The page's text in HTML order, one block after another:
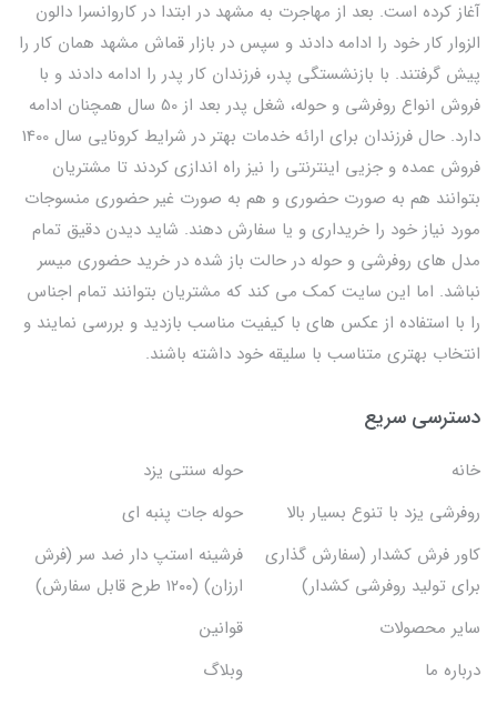
آغاز کرده است. بعد از مهاجرت به مشهد در ابتدا در کاروانسرا دالون
الزوار کار خود را ادامه دادند و سپس در بازار قماش مشهد همان کار را
پیش گرفتند. با بازنشستگی پدر، فرزندان کار پدر را ادامه دادند و با
فروش انواع روفرشی و حوله، شغل پدر بعد از 50 سال همچنان ادامه
دارد. حال فرزندان برای ارائه خدمات بهتر در شرایط کرونایی سال 1400
فروش عمده و جزیی اینترنتی را نیز راه اندازی کردند تا مشتریان
بتوانند هم به صورت حضوری و هم به صورت غیر حضوری منسوجات
مورد نیاز خود را خریداری و یا سفارش دهند. شاید دیدن دقیق تمام
مدل های روفرشی و حوله در حالت باز شده در خرید حضوری میسر
نباشد. اما این سایت کمک می کند که مشتریان بتوانند تمام اجناس
را با استفاده از عکس های با کیفیت مناسب بازدید و بررسی نمایند و
انتخاب بهتری متناسب با سلیقه خود داشته باشند.
دسترسی سریع
خانه
حوله سنتی یزد
روفرشی یزد با تنوع بسیار بالا
حوله جات پنبه ای
کاور فرش کشدار (سفارش گذاری
برای تولید روفرشی کشدار)
فرشینه استپ دار ضد سر (فرش
ارزان) (۱۲۰۰ طرح قابل سفارش)
سایر محصولات
قوانین
درباره ما
وبلاگ